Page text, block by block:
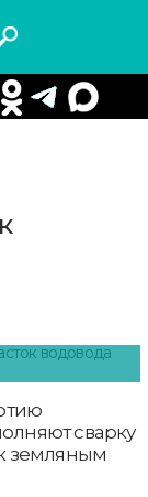
сварку
земляным